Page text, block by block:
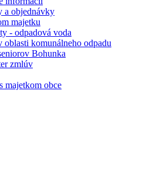
a objednávky
majetku
- odpadová voda
oblasti komunálneho odpadu
Bohunka
zmlúv
majetkom obce